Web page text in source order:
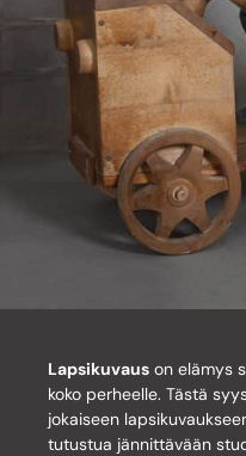
Lapsikuvaus on elämys
koko perheelle. Tästä
jokaiseen
tutustua jännittävään